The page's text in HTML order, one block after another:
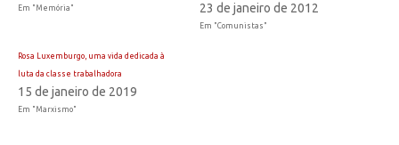
Em "Memória" 23 de janeiro de 2012
Em "Comunistas"
Rosa Luxemburgo, uma vida dedicada à
luta da classe trabalhadora
15 de janeiro de 2019
Em "Marxismo"